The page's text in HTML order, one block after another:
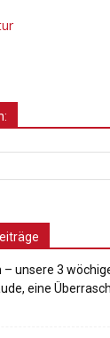
unsere 3
eine